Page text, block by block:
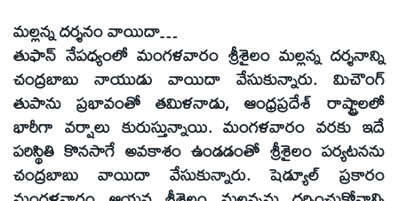
మల్లన్న దర్శనం వాయిదా…
తుఫాన్‌ నేపధ్యంలో మంగళవారం శ్రీశైలం మల్లన్న దర్శనాన్ని
చంద్రబాబు నాయుడు వాయిదా వేసుకున్నారు. మిచౌంగ్‌
తుపాను ప్రభావంతో తమిళనాడు, ఆంధ్రప్రదేశ్‌ రాష్ట్రాలలో
భారీగా వర్షాలు కురుస్తున్నాయి. మంగళవారం వరకు ఇదే
పరిస్థితి కొనసాగే అవకాశం ఉండడంతో శ్రీశైలం పర్యటనను
చంద్రబాబు వాయిదా వేసుకున్నారు. షెడ్యూల్‌ ప్రకారం